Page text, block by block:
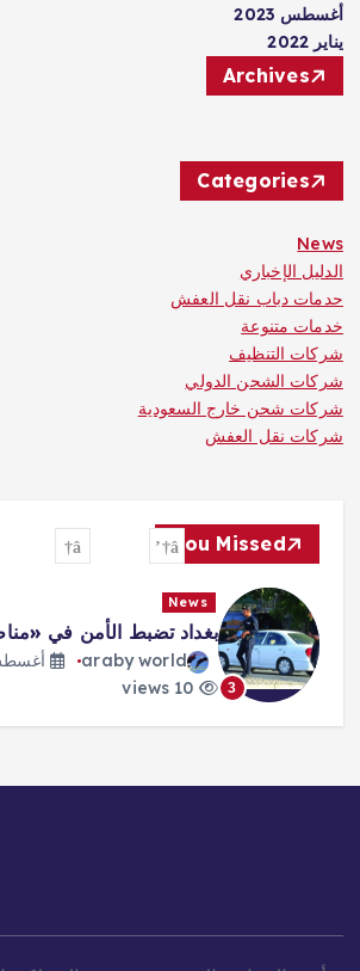
أغسطس 2023
يناير 2022
Archives
Categories
News
الدليل الإخباري
حدمات دباب نقل العفش
خدمات متنوعة
شركات التنظيف
شركات الشحن الدولي
شركات شحن خارج السعودية
شركات نقل العفش
You Missed
News
ترمب: الحرب ستنتهي
قريباً
araby world